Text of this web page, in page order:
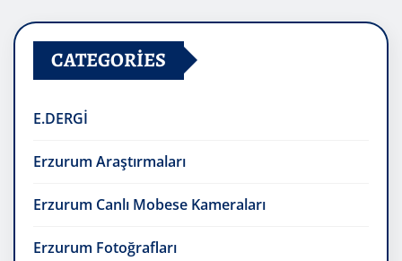
CATEGORIES
E.DERGİ
Erzurum Araştırmaları
Erzurum Canlı Mobese Kameraları
Erzurum Fotoğrafları